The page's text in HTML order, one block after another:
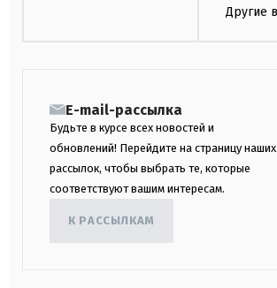
Другие
E-mail-рассылка
Будьте в курсе всех новостей и
обновлений! Перейдите на страницу наших
рассылок, чтобы выбрать те, которые
соответствуют вашим интересам.
К РАССЫЛКАМ